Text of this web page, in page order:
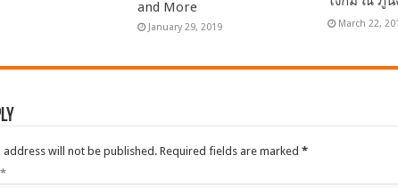
and More
January 29, 2019 March 22,
address will not be published. Required fields are marked *
*